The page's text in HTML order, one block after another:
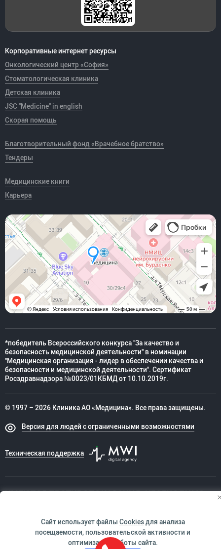
Корпоративные интернет ресурсы
Онкологический центр «София»
Стоматологическая клиника
Детская клиника
JSC "Medicine" in english
Скорая помощь
Благотворительный фонд «Врачебное братство»
Тендеры
Медицинские книги
Карьера
*победитель Всероссийского конкурса "За качество и
безопасность медицинской деятельности" в номинации
"Медицинская организация - лидер в обеспечении качества и
безопасности и медицинской деятельности". Сертификат
Росздравнадзора №0023/01КБМД от 10.10.2019г.
© 1997 – 2026 Клиника АО «Медицина». Все права защищены.
Версия для людей с ограниченными возможностями
Техническая поддержка
ИМЕЮТСЯ ПРОТИВОПОКАЗАНИЯ. НЕОБХОДИМО
Сайт использует файлы Cookiesдля анализа
посещаемости, пользовательской активности и
оптимизации работы сайта.